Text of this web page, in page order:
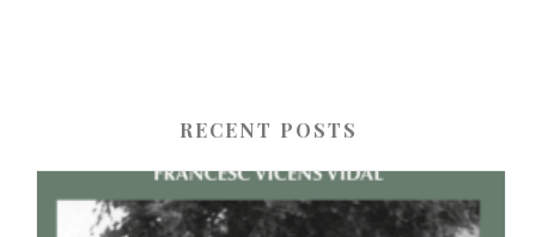
RECENT POSTS